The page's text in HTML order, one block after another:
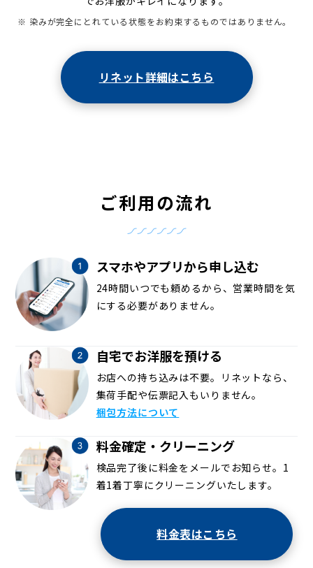
※ 染みが完全にとれている状態をお約束するものではありません。
リネット詳細はこちら
ご利用の流れ
スマホやアプリから申し込む
24時間いつでも頼めるから、営業時間を気
にする必要がありません。
自宅でお洋服を預ける
お店への持ち込みは不要。リネットなら、
集荷手配や伝票記入もいりません。
梱包方法について
料金確定・クリーニング
検品完了後に料金をメールでお知らせ。1
着1着丁寧にクリーニングいたします。
料金表はこちら